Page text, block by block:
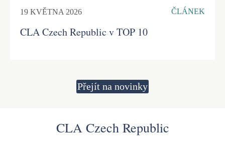
19 KVĚTNA 2026 ČLÁNEK
CLA Czech Republic v TOP 10
Přejít na novinky
CLA Czech Republic